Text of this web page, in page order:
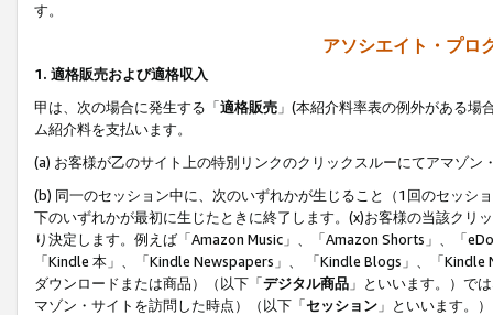
す。
アソシエイト・プロ
1. 適格販売および適格収入
甲は、次の場合に発生する「適格販売 」(本紹介料率表の例外がある
ム紹介料を支払います。
(a) お客様が乙のサイト上の特別リンクのクリックスルーにてアマゾン
(b) 同一のセッション中に、次のいずれかが生じること（1回のセッシ
下のいずれかが最初に生じたときに終了します。(x)お客様の当該ク
り決定します。例えば「Amazon Music」、「Amazon Shorts」、「
「Kindle 本」、「Kindle Newspapers」、 「Kindle Blogs」、「
ダウンロードまたは商品）（以下「デジタル商品 」といいます。）で
マゾン・サイトを訪問した時点）（以下「セッション 」といいます。